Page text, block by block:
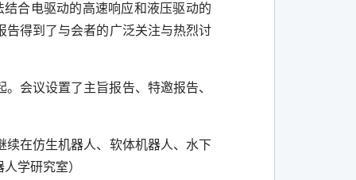
合电驱动的高速响应和液压驱动的
告得到了与会者的广泛关注与热烈讨
。会议设置了主旨报告、特邀报告、
续在仿生机器人、软体机器人、水下
学研究室）